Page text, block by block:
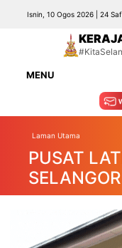
Isnin, 10 Ogos 2026 | 24
MENU
Laman Utama
PUSAT